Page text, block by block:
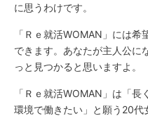
に思うわけです。
「Ｒｅ就活WOMAN」には
できます。あなたが主人公に
っと見つかると思いますよ。
「Ｒｅ就活WOMAN」は「
環境で働きたい」と願う20代